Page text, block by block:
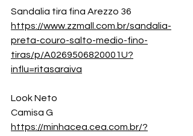
Sandalia tira fina Arezzo 36
https://www.zzmall.com.br/sandalia-
preta-couro-salto-medio-fino-
tiras/p/A0269506820001U?
influ=ritasaraiva
Look Neto
Camisa G
https://minhacea.cea.com.br/?